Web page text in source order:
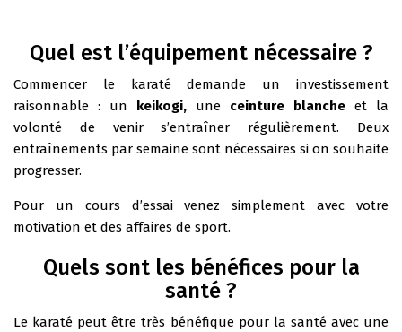
Quel est l’équipement nécessaire ?
Commencer le karaté demande un investissement
raisonnable : un keikogi, une ceinture blanche et la
volonté de venir s’entraîner régulièrement. Deux
entraînements par semaine sont nécessaires si on souhaite
progresser.
Pour un cours d’essai venez simplement avec votre
motivation et des affaires de sport.
Quels sont les bénéfices pour la
santé ?
Le karaté peut être très bénéfique pour la santé avec une